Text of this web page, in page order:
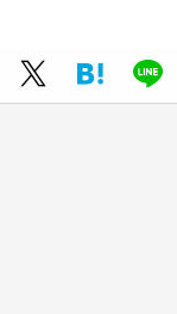
園」限定だった鬼
館TOY PARKへ